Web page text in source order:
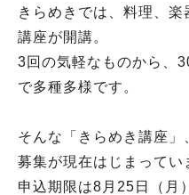
きらめきでは、料理、
講座が開講。
3回の気軽なものから、
で多種多様です。
そんな「きらめき講座
募集が現在はじまってい
申込期限は8月25日（月